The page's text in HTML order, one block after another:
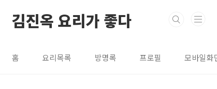
김진옥 요리가 좋다
홈 요리목록 방명록 프로필 모바일화